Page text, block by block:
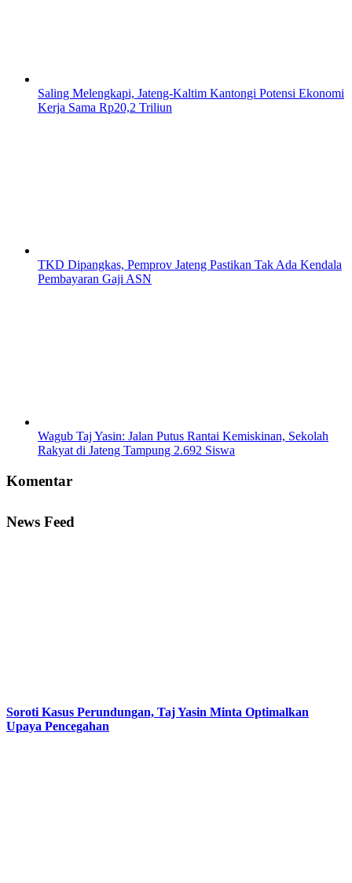
Saling Melengkapi, Jateng-Kaltim Kantongi Potensi Ekonomi
Kerja Sama Rp20,2 Triliun
TKD Dipangkas, Pemprov Jateng Pastikan Tak Ada Kendala
Pembayaran Gaji ASN
Wagub Taj Yasin: Jalan Putus Rantai Kemiskinan, Sekolah
Rakyat di Jateng Tampung 2.692 Siswa
Komentar
News Feed
Soroti Kasus Perundungan, Taj Yasin Minta Optimalkan
Upaya Pencegahan